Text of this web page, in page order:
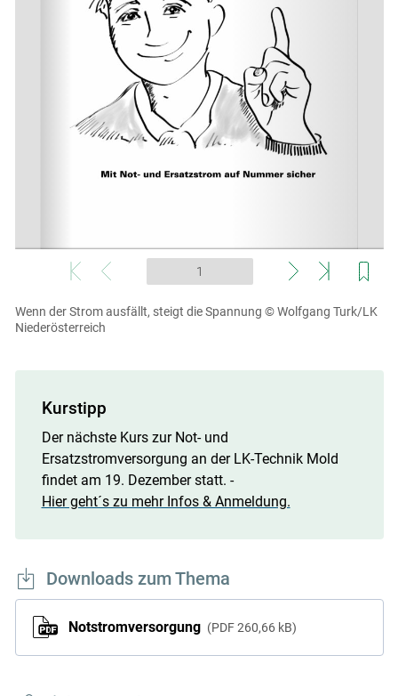
Wenn der Strom ausfällt, steigt die Spannung © Wolfgang Turk/LK
Niederösterreich
Kurstipp
Der nächste Kurs zur Not- und
Ersatzstromversorgung an der LK-Technik Mold
findet am 19. Dezember statt. -
Hier geht´s zu mehr Infos & Anmeldung.
Downloads zum Thema
Notstromversorgung PDF 260,66 kB